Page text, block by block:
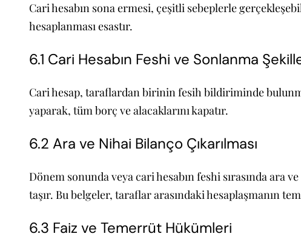
Cari hesabın sona ermesi, çeşitli sebeplerle
hesaplanması esastır.
6.1 Cari Hesabın Feshi ve Sonlanma
Cari hesap, taraflardan birinin fesih bildiriminde
yaparak, tüm borç ve alacaklarını kapatır.
6.2 Ara ve Nihai Bilanço Çıkarılması
Dönem sonunda veya cari hesabın feshi sırasında ara
taşır. Bu belgeler, taraflar arasındaki hesaplaşmanın
6.3 Faiz ve Temerrüt Hükümleri